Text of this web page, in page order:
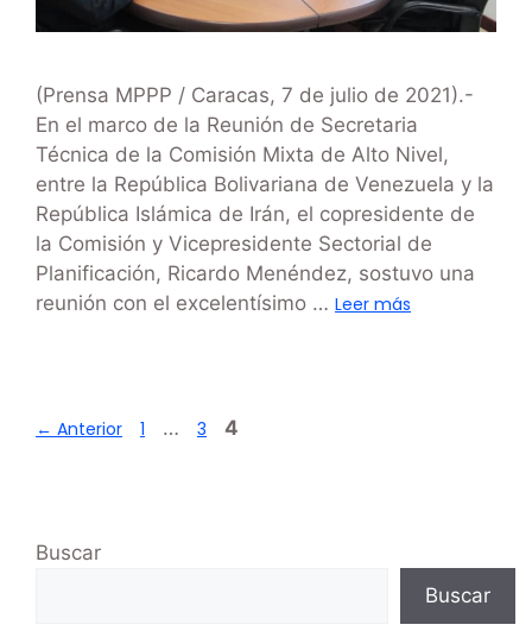
(Prensa MPPP / Caracas, 7 de julio de 2021).-
En el marco de la Reunión de Secretaria
Técnica de la Comisión Mixta de Alto Nivel,
entre la República Bolivariana de Venezuela y la
República Islámica de Irán, el copresidente de
la Comisión y Vicepresidente Sectorial de
Planificación, Ricardo Menéndez, sostuvo una
reunión con el excelentísimo … Leer más
← Anterior 1 … 3 4
Buscar
Buscar